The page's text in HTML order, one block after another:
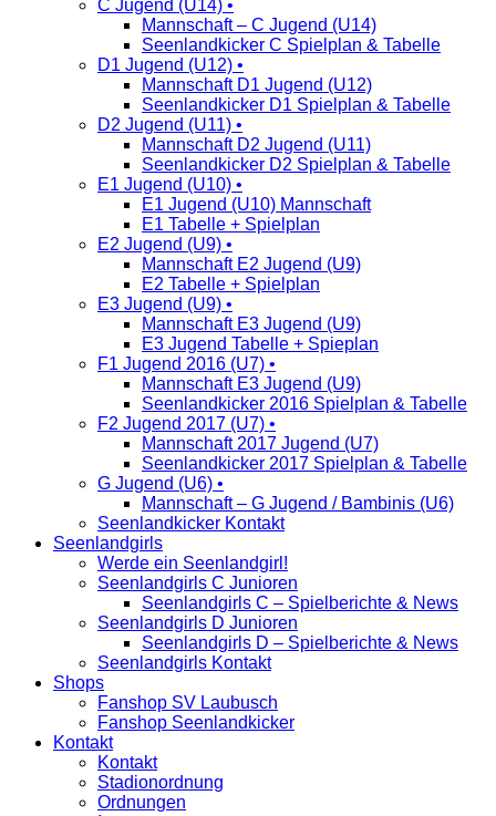
C Jugend (U14) •
Mannschaft – C Jugend (U14)
Seenlandkicker C Spielplan & Tabelle
D1 Jugend (U12) •
Mannschaft D1 Jugend (U12)
Seenlandkicker D1 Spielplan & Tabelle
D2 Jugend (U11) •
Mannschaft D2 Jugend (U11)
Seenlandkicker D2 Spielplan & Tabelle
E1 Jugend (U10) •
E1 Jugend (U10) Mannschaft
E1 Tabelle + Spielplan
E2 Jugend (U9) •
Mannschaft E2 Jugend (U9)
E2 Tabelle + Spielplan
E3 Jugend (U9) •
Mannschaft E3 Jugend (U9)
E3 Jugend Tabelle + Spieplan
F1 Jugend 2016 (U7) •
Mannschaft E3 Jugend (U9)
Seenlandkicker 2016 Spielplan & Tabelle
F2 Jugend 2017 (U7) •
Mannschaft 2017 Jugend (U7)
Seenlandkicker 2017 Spielplan & Tabelle
G Jugend (U6) •
Mannschaft – G Jugend / Bambinis (U6)
Seenlandkicker Kontakt
Seenlandgirls
Werde ein Seenlandgirl!
Seenlandgirls C Junioren
Seenlandgirls C – Spielberichte & News
Seenlandgirls D Junioren
Seenlandgirls D – Spielberichte & News
Seenlandgirls Kontakt
Shops
Fanshop SV Laubusch
Fanshop Seenlandkicker
Kontakt
Kontakt
Stadionordnung
Ordnungen